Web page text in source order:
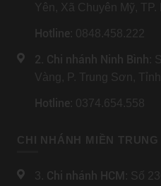
Yên, Xã Chuyên Mỹ, TP.
Hotline: 0848.458.222
2. Chi nhánh Ninh Bình:
Vàng, P. Trung Sơn,
Hotline: 0374.654.558
CHI NHÁNH MIỀN
3. Chi nhánh HCM : Số